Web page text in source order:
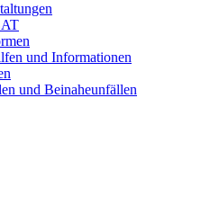
und Informationen
und Beinaheunfällen